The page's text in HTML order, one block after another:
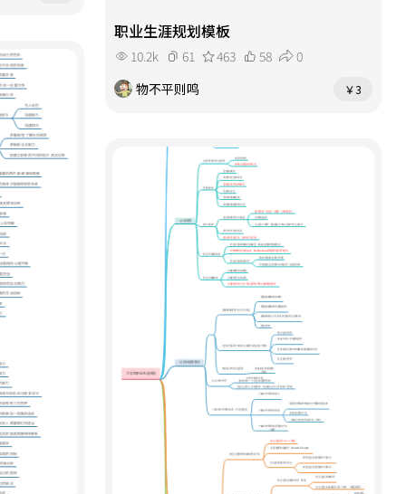
飞瀑流泉；或探访巴马长寿村附近的
天坑地缝。傍晚返程南宁或崇左，结
—景点—美食—交通—住宿”为节点结
行程。使用该模板，可轻松规划广西
全景之旅，深度体验山水、海滨、边
境、民俗的多重魅力。
住宿”为结构，标注各段车程时间与
最佳游览季节，适合4天三晚的短途串
联。使用该模板，可高效打卡广西精
华，体验山水、海滨、边境、民俗的
职业生涯规划模板
10.2k 61 463 58
0
物不平则鸣
￥3